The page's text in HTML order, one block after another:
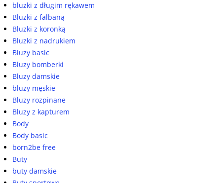
bluzki z długim rękawem
Bluzki z falbaną
Bluzki z koronką
Bluzki z nadrukiem
Bluzy basic
Bluzy bomberki
Bluzy damskie
bluzy męskie
Bluzy rozpinane
Bluzy z kapturem
Body
Body basic
born2be free
Buty
buty damskie